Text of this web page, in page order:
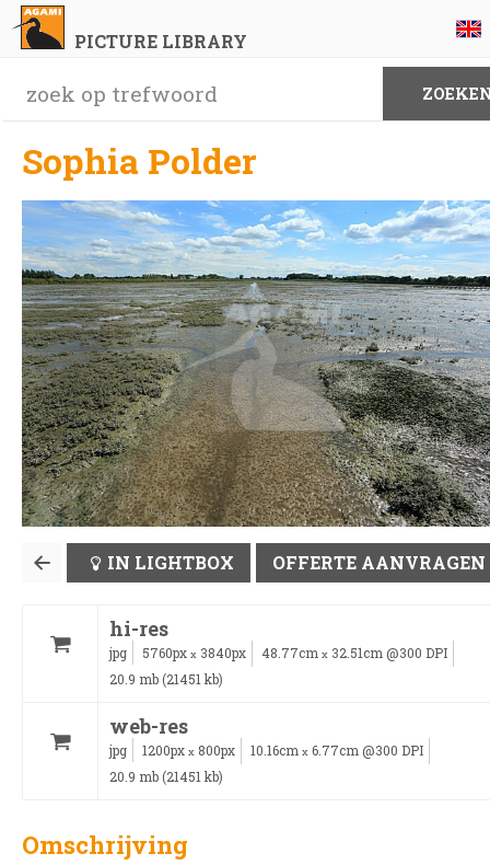
PICTURE LIBRARY
Sophia Polder
IN LIGHTBOX OFFERTE AANVRAGEN
hi-res
jpg 5760px x 3840px 48.77cm x 32.51cm @300 DPI
20.9 mb (21451 kb)
web-res
jpg 1200px x 800px 10.16cm x 6.77cm @300 DPI
20.9 mb (21451 kb)
Omschrijving